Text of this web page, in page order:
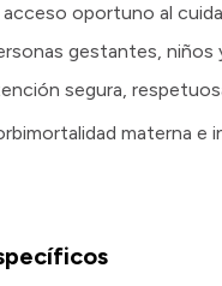
acceso oportuno al
gestantes, niños
segura,
materna e